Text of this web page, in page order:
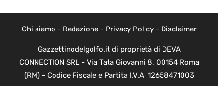
Chi siamo - Redazione- Privacy Policy- Disclaimer
Gazzettinodelgolfo.it di proprietà di DEVA
CONNECTION SRL - Via Tata Giovanni 8, 00154 Roma
(RM) - Codice Fiscale e Partita I.V.A. 12658471003